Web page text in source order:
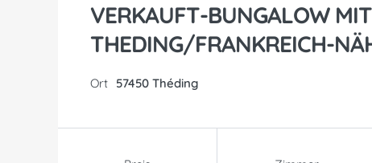
VERKAUFT-BUNGALOW
THEDING/FRANKREICH-
Ort 57450 Théding